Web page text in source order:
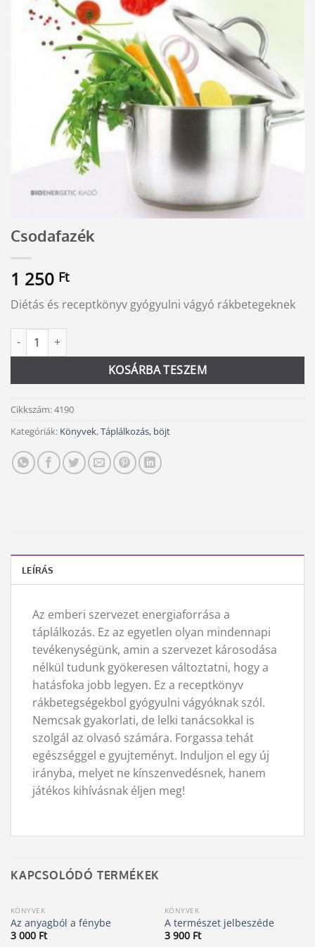
Csodafazék
1 250 Ft
Diétás és receptkönyv gyógyulni vágyó rákbetegeknek
Csodafazék mennyiség
KOSÁRBA TESZEM
Alternative:
Cikkszám:4190
Kategóriák: Könyvek,Táplálkozás, böjt
LEÍRÁS
Az emberi szervezet energiaforrása a
táplálkozás. Ez az egyetlen olyan mindennapi
tevékenységünk, amin a szervezet károsodása
nélkül tudunk gyökeresen változtatni, hogy a
hatásfoka jobb legyen. Ez a receptkönyv
rákbetegségekbol gyógyulni vágyóknak szól.
Nemcsak gyakorlati, de lelki tanácsokkal is
szolgál az olvasó számára. Forgassa tehát
egészséggel e gyujteményt. Induljon el egy új
irányba, melyet ne kínszenvedésnek, hanem
játékos kihívásnak éljen meg!
KAPCSOLÓDÓ TERMÉKEK
KÖNYVEK
Az anyagból a fénybe
3 000 Ft
KÖNYVEK
A természet jelbeszéde
3 900 Ft